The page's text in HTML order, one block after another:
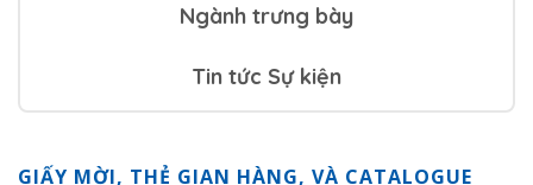
Ngành trưng bày
Tin tức Sự kiện
GIẤY MỜI, THẺ GIAN HÀNG, VÀ CATALOGUE